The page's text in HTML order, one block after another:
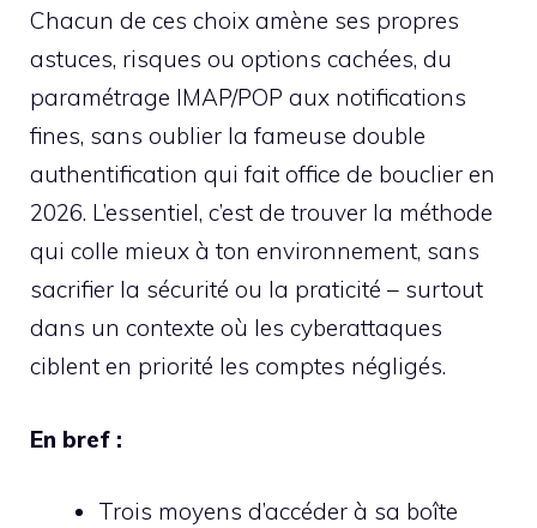
Chacun de ces choix amène ses propres
astuces, risques ou options cachées, du
paramétrage IMAP/POP aux notifications
fines, sans oublier la fameuse double
authentification qui fait office de bouclier en
2026. L’essentiel, c’est de trouver la méthode
qui colle mieux à ton environnement, sans
sacrifier la sécurité ou la praticité – surtout
dans un contexte où les cyberattaques
ciblent en priorité les comptes négligés.
En bref :
Trois moyens d’accéder à sa boîte